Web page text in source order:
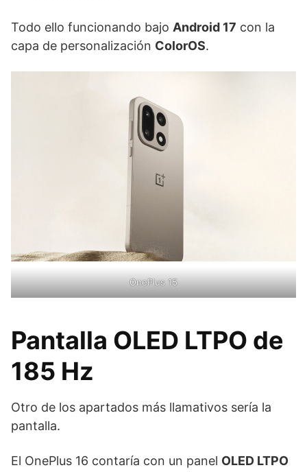
Todo ello funcionando bajo Android 17 con la
capa de personalización ColorOS.
OnePlus 15
Pantalla OLED LTPO de
185 Hz
Otro de los apartados más llamativos sería la
pantalla.
El OnePlus 16 contaría con un panel OLED LTPO